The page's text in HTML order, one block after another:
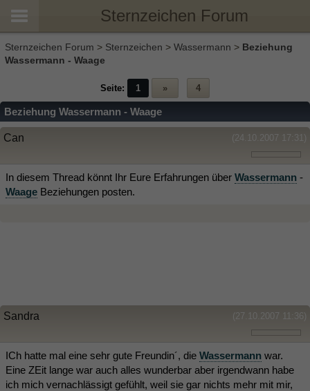
Sternzeichen Forum
Sternzeichen Forum > Sternzeichen > Wassermann > Beziehung
Wassermann - Waage
Seite: 1 » 4
Beziehung Wassermann - Waage
(24.10.2007 17:31)
Can
In diesem Thread könnt Ihr Eure Erfahrungen über Wassermann -
Waage Beziehungen posten.
(27.10.2007 11:36)
Sandra
ICh hatte mal eine sehr gute Freundin´, die Wassermann war.
Eine ZEit lange war auch alles wunderbar aber irgendwann habe
ich mich vernachlässigt gefühlt, weil sie gar nichts mehr mit mir,